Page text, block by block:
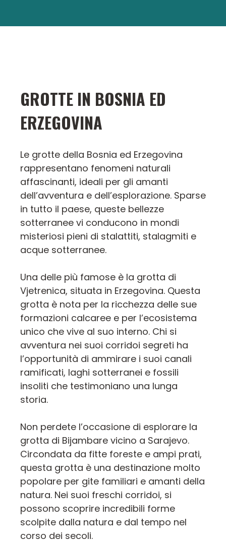
GROTTE IN BOSNIA ED
ERZEGOVINA
Le grotte della Bosnia ed Erzegovina
rappresentano fenomeni naturali
affascinanti, ideali per gli amanti
dell’avventura e dell’esplorazione. Sparse
in tutto il paese, queste bellezze
sotterranee vi conducono in mondi
misteriosi pieni di stalattiti, stalagmiti e
acque sotterranee.
Una delle più famose è la grotta di
Vjetrenica, situata in Erzegovina. Questa
grotta è nota per la ricchezza delle sue
formazioni calcaree e per l’ecosistema
unico che vive al suo interno. Chi si
avventura nei suoi corridoi segreti ha
l’opportunità di ammirare i suoi canali
ramificati, laghi sotterranei e fossili
insoliti che testimoniano una lunga
storia.
Non perdete l’occasione di esplorare la
grotta di Bijambare vicino a Sarajevo.
Circondata da fitte foreste e ampi prati,
questa grotta è una destinazione molto
popolare per gite familiari e amanti della
natura. Nei suoi freschi corridoi, si
possono scoprire incredibili forme
scolpite dalla natura e dal tempo nel
corso dei secoli.